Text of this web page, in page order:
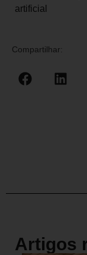
artificial
Compartilhar:
Artigos